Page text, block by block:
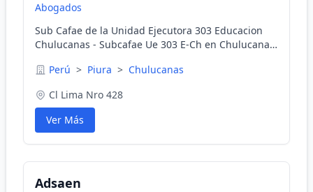
Abogados
Sub Cafae de la Unidad Ejecutora 303 Educacion
Chulucanas - Subcafae Ue 303 E-Ch en Chulucanas,
Perú > Piura > Chulucanas
Cl Lima Nro 428
Ver Más
Adsaen